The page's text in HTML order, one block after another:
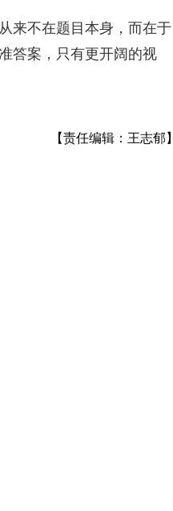
来不在题目本身，而在于
答案，只有更开阔的视
【责任编辑：王志郁】